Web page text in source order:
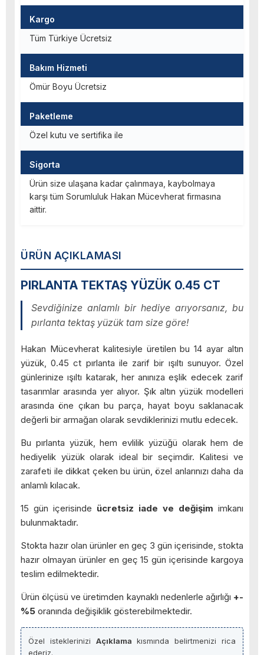
ÜRÜN AÇIKLAMASI
PIRLANTA TEKTAŞ YÜZÜK 0.45 CT
Sevdiğinize anlamlı bir hediye arıyorsanız, bu
pırlanta tektaş yüzük tam size göre!
Hakan Mücevherat kalitesiyle üretilen bu 14 ayar altın
yüzük, 0.45 ct pırlanta ile zarif bir ışıltı sunuyor. Özel
günlerinize ışıltı katarak, her anınıza eşlik edecek zarif
tasarımlar arasında yer alıyor. Şık altın yüzük modelleri
arasında öne çıkan bu parça, hayat boyu saklanacak
değerli bir armağan olarak sevdiklerinizi mutlu edecek.
Bu pırlanta yüzük, hem evlilik yüzüğü olarak hem de
hediyelik yüzük olarak ideal bir seçimdir. Kalitesi ve
zarafeti ile dikkat çeken bu ürün, özel anlarınızı daha da
anlamlı kılacak.
15 gün içerisinde ücretsiz iade ve değişim imkanı
bulunmaktadır.
Stokta hazır olan ürünler en geç 3 gün içerisinde, stokta
hazır olmayan ürünler en geç 15 gün içerisinde kargoya
teslim edilmektedir.
Ürün ölçüsü ve üretimden kaynaklı nedenlerle ağırlığı +-
%5 oranında değişiklik gösterebilmektedir.
Özel isteklerinizi Açıklama kısmında belirtmenizi rica
ederiz.
Kargo
Tüm Türkiye Ücretsiz
Bakım Hizmeti
Ömür Boyu Ücretsiz
Paketleme
Özel kutu ve sertifika ile
Sigorta
Ürün size ulaşana kadar çalınmaya, kaybolmaya
karşı tüm Sorumluluk Hakan Mücevherat firmasına
aittir.